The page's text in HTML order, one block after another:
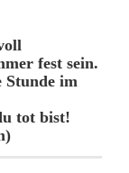
fest sein.
Stunde im
tot bist!